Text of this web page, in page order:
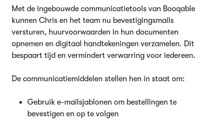
Met de ingebouwde communicatietools van Booqable
kunnen Chris en het team nu bevestigingsmails
versturen, huurvoorwaarden in hun documenten
opnemen en digitaal handtekeningen verzamelen. Dit
bespaart tijd en vermindert verwarring voor iedereen.
De communicatiemiddelen stellen hen in staat om:
Gebruik e-mailsjablonen om bestellingen te
bevestigen en op te volgen